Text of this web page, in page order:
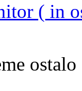
( in
ostalo